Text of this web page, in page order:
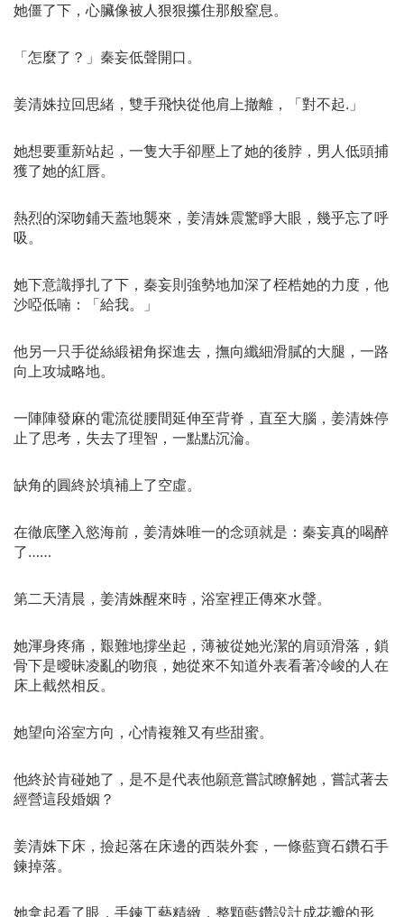
她僵了下，心臟像被人狠狠攥住那般窒息。
「怎麼了？」秦妄低聲開口。
姜清姝拉回思緒，雙手飛快從他肩上撤離，「對不起.」
她想要重新站起，一隻大手卻壓上了她的後脖，男人低頭捕
獲了她的紅唇。
熱烈的深吻鋪天蓋地襲來，姜清姝震驚睜大眼，幾乎忘了呼
吸。
她下意識掙扎了下，秦妄則強勢地加深了桎梏她的力度，他
沙啞低喃：「給我。」
他另一只手從絲緞裙角探進去，撫向纖細滑膩的大腿，一路
向上攻城略地。
一陣陣發麻的電流從腰間延伸至背脊，直至大腦，姜清姝停
止了思考，失去了理智，一點點沉淪。
缺角的圓終於填補上了空虛。
在徹底墜入慾海前，姜清姝唯一的念頭就是：秦妄真的喝醉
了……
第二天清晨，姜清姝醒來時，浴室裡正傳來水聲。
她渾身疼痛，艱難地撐坐起，薄被從她光潔的肩頭滑落，鎖
骨下是曖昧凌亂的吻痕，她從來不知道外表看著冷峻的人在
床上截然相反。
她望向浴室方向，心情複雜又有些甜蜜。
他終於肯碰她了，是不是代表他願意嘗試瞭解她，嘗試著去
經營這段婚姻？
姜清姝下床，撿起落在床邊的西裝外套，一條藍寶石鑽石手
鍊掉落。
她拿起看了眼，手鍊工藝精緻，整顆藍鑽設計成花瓣的形